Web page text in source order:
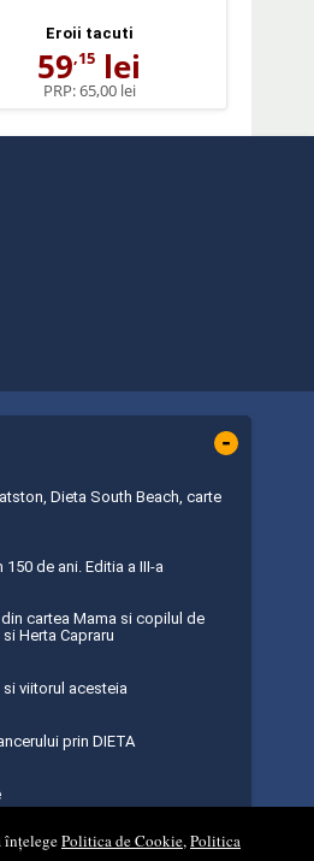
înțelegePolitica de Cookie,Politica
Eroii tacuti
59,15 lei
PRP:65,00 lei
-
Dieta South Beach, carte
150 de ani. Editia a III-a
din cartea Mama si copilul de
Herta Capraru
viitorul acesteia
prin DIETA